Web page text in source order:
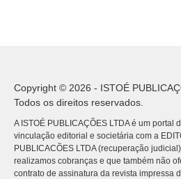
Copyright © 2026 - ISTOÉ
Todos os direitos reservados.
A ISTOÉ PUBLICAÇÕES LTDA é um portal
vinculação editorial e societária com a
PUBLICACÕES LTDA (recuperação
realizamos cobranças e que também não
contrato de assinatura da revista impressa